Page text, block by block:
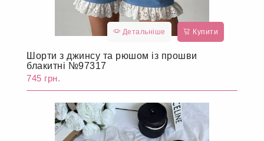
Детальніше Купити
Шорти з джинсу та рюшом із прошви
блакитні №97317
745 грн.